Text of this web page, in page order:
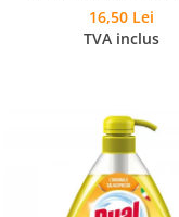
16,50 Lei
TVA inclus